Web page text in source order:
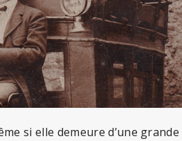
si elle demeure d’une grande